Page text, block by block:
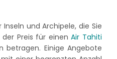
und Archipele, die Sie
Preis für einenAir Tahiti
betragen. Einige Angebote